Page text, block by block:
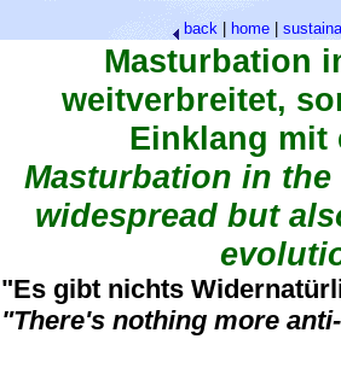
back| home|
Masturbation
weitverbreitet,
Einklang mit
Masturbation in
widespread but
"Es gibt nichts
"There's nothing more